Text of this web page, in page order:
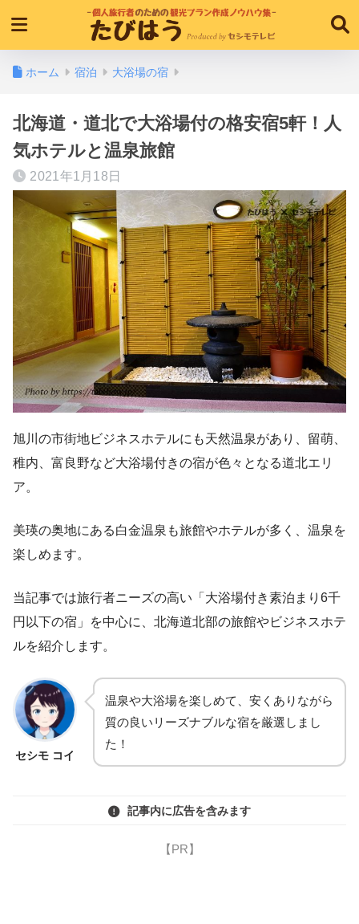
ホーム 宿泊 大浴場の宿
北海道・道北で大浴場付の格安宿5軒！人
気ホテルと温泉旅館
2021年1月18日
旭川の市街地ビジネスホテルにも天然温泉があり、留萌、
稚内、富良野など大浴場付きの宿が色々となる道北エリ
ア。
美瑛の奥地にある白金温泉も旅館やホテルが多く、温泉を
楽しめます。
当記事では旅行者ニーズの高い「大浴場付き素泊まり6千
円以下の宿」を中心に、北海道北部の旅館やビジネスホテ
ルを紹介します。
セシモ コイ
温泉や大浴場を楽しめて、安くありながら
質の良いリーズナブルな宿を厳選しまし
た！
記事内に広告を含みます
【PR】